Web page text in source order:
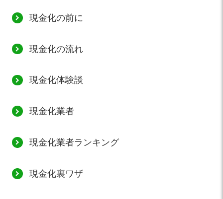
現金化の前に
現金化の流れ
現金化体験談
現金化業者
現金化業者ランキング
現金化裏ワザ